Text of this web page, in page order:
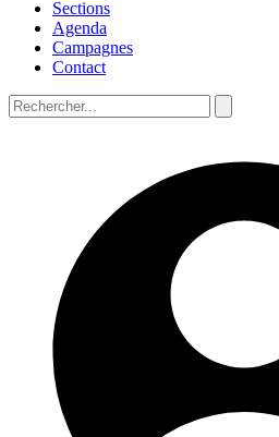
Sections
Agenda
Campagnes
Contact